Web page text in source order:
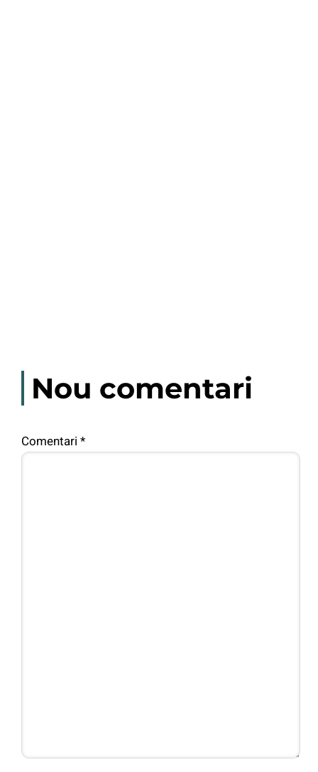
Nou comentari
Comentari *